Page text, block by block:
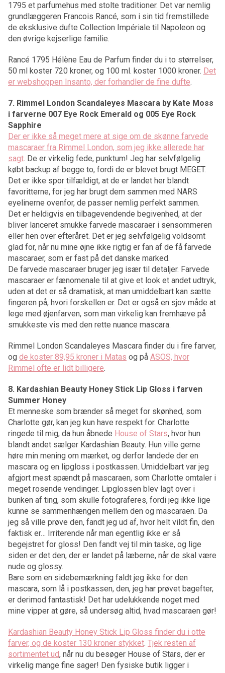
1795 et parfumehus med stolte traditioner. Det var nemlig
grundlæggeren Francois Rancé, som i sin tid fremstillede
de eksklusive dufte Collection Impériale til Napoleon og
den øvrige kejserlige familie.
Rancé 1795 Hélène Eau de Parfum finder du i to størrelser,
50 ml koster 720 kroner, og 100 ml. koster 1000 kroner. Det
er webshoppen Insanto, der forhandler de fine dufte.
7. Rimmel London Scandaleyes Mascara by Kate Moss
i farverne 007 Eye Rock Emerald og 005 Eye Rock
Sapphire
Der er ikke så meget mere at sige om de skønne farvede
mascaraer fra Rimmel London, som jeg ikke allerede har
sagt. De er virkelig fede, punktum! Jeg har selvfølgelig
købt backup af begge to, fordi de er blevet brugt MEGET.
Det er ikke spor tilfældigt, at de er landet her blandt
favoritterne, for jeg har brugt dem sammen med NARS
eyelinerne ovenfor, de passer nemlig perfekt sammen.
Det er heldigvis en tilbagevendende begivenhed, at der
bliver lanceret smukke farvede mascaraer i sensommeren
eller hen over efteråret. Det er jeg selvfølgelig voldsomt
glad for, når nu mine øjne ikke rigtig er fan af de få farvede
mascaraer, som er fast på det danske marked.
De farvede mascaraer bruger jeg især til detaljer. Farvede
mascaraer er fænomenale til at give et look et andet udtryk,
uden at det er så dramatisk, at man umiddelbart kan sætte
fingeren på, hvori forskellen er. Det er også en sjov måde at
lege med øjenfarven, som man virkelig kan fremhæve på
smukkeste vis med den rette nuance mascara.
Rimmel London Scandaleyes Mascara finder du i fire farver,
og de koster 89,95 kroner i Matas og på ASOS, hvor
Rimmel ofte er lidt billigere.
8. Kardashian Beauty Honey Stick Lip Gloss i farven
Summer Honey
Et menneske som brænder så meget for skønhed, som
Charlotte gør, kan jeg kun have respekt for. Charlotte
ringede til mig, da hun åbnede House of Stars, hvor hun
blandt andet sælger Kardashian Beauty. Hun ville gerne
høre min mening om mærket, og derfor landede der en
mascara og en lipgloss i postkassen. Umiddelbart var jeg
afgjort mest spændt på mascaraen, som Charlotte omtaler i
meget rosende vendinger. Lipglossen blev lagt over i
bunken af ting, som skulle fotograferes, fordi jeg ikke lige
kunne se sammenhængen mellem den og mascaraen. Da
jeg så ville prøve den, fandt jeg ud af, hvor helt vildt fin, den
faktisk er… Irriterende når man egentlig ikke er så
begejstret for gloss! Den fandt vej til min taske, og lige
siden er det den, der er landet på læberne, når de skal være
nude og glossy.
Bare som en sidebemærkning faldt jeg ikke for den
mascara, som lå i postkassen, den, jeg har prøvet bagefter,
er derimod fantastisk! Det har udelukkende noget med
mine vipper at gøre, så undersøg altid, hvad mascaraen gør!
Kardashian Beauty Honey Stick Lip Gloss finder du i otte
farver, og de koster 130 kroner stykket. Tjek resten af
sortimentet ud, når nu du besøger House of Stars, der er
virkelig mange fine sager! Den fysiske butik ligger i